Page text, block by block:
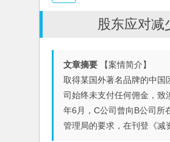
股东应对减
文章摘要 【案情简介】 A
取得某国外著名品牌的中国
司始终未支付任何佣金，致
年6月，C公司曾向B公司所
管理局的要求，在刊登《减